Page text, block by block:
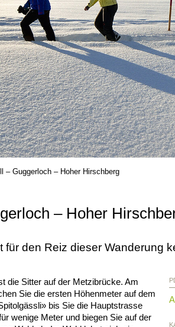
– Guggerloch – Hoher Hirschberg
– Hoher
für den Reiz dieser Wanderung
die Sitter auf der Metzibrücke. Am
Sie die ersten Höhenmeter auf dem
bis Sie die Hauptstrasse
wenige Meter und biegen Sie auf der